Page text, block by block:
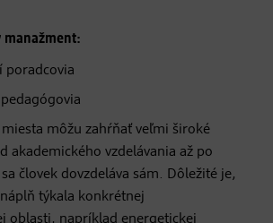
manažment:
poradcovia
môžu zahŕňať veľmi široké
akademického vzdelávania až po
človek dovzdeláva sám. Dôležité je,
týkala konkrétnej
oblasti, napríklad energetickej